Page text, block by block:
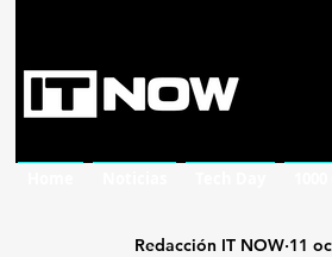
Redacción IT NOW 11